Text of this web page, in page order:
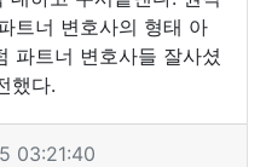
트너 변호사의 형태 아
파트너 변호사들 잘사셨
했다.
03:21:40